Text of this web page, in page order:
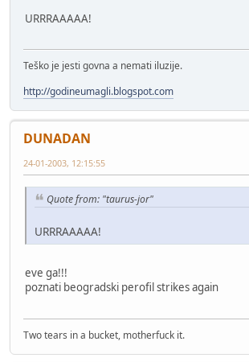
URRRAAAAA!
Teško je jesti govna a nemati iluzije.
http://godineumagli.blogspot.com
DUNADAN
24-01-2003, 12:15:55
Quote from: "taurus-jor"
URRRAAAAA!
eve ga!!!
poznati beogradski perofil strikes again
Two tears in a bucket, motherfuck it.